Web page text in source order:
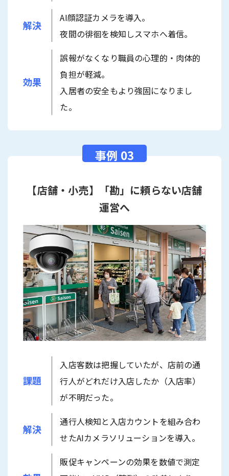
解決
AI顔認証カメラを導入。
夜間の徘徊を検知しスマホへ着信。
効果
誤報がなくなり職員の心理的・肉体的
負担が軽減。
入居者の安全もより強固になりまし
た。
【店舗・小売】「勘」に頼らない店舗
運営へ
課題
入店客数は把握していたが、店前の通
行人がどれだけ入店したか（入店率）
が不明だった。
解決
通行人検知と入店カウントを組み合わ
せたAIカメラソリューションを導入。
販促キャンペーンの効果を数値で測定